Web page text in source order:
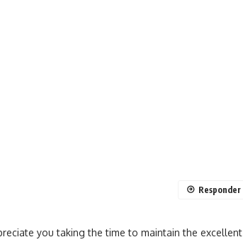
you taking the time to maintain the excellent
Responder